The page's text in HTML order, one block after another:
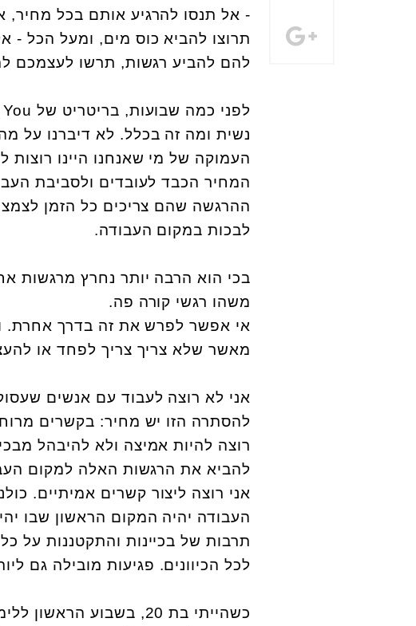
- אל תנסו להרגיע אותם בכל מחיר,
תרוצו להביא כוס מים, ומעל הכל -
להם להביע רגשות, תרשו לעצמכם
נשית ומה זה בכלל. לא דיברנו על
העמוקה של מי שאנחנו היינו רוצות
המחיר הכבד לעובדים ולסביבת
ההרגשה שהם צריכים כל הזמן
לבכות במקום העבודה.
בכי הוא הרבה יותר נחרץ מרגשות
משהו רגשי קורה פה.
אי אפשר לפרש את זה בדרך אחרת.
מאשר שלא צריך צריך לפחד או
אני לא רוצה לעבוד עם אנשים
להסתרה הזו יש מחיר: בקשרים
רוצה להיות אמיצה ולא להיבהל
להביא את הרגשות האלה למקום
אני רוצה ליצור קשרים אמיתיים.
העבודה יהיה המקום הראשון שבו
תרבות של בכיינות והתקטננות על
לכל הכיוונים. פגיעות מובילה גם
כשהייתי בת 20, בשבוע